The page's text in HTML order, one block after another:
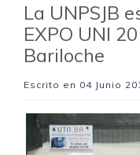
La UNPSJB
EXPO UNI
Bariloche
Escrito en 04 Junio